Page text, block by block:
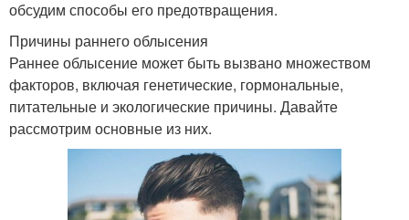
обсудим способы его предотвращения.
Причины раннего облысения
Раннее облысение может быть вызвано множеством
факторов, включая генетические, гормональные,
питательные и экологические причины. Давайте
рассмотрим основные из них.